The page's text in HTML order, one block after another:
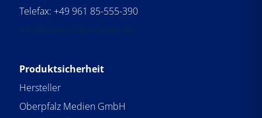
Telefax: +49 961 85-555-390
info@oberpfalzmedien.de
Produktsicherheit
Hersteller
Oberpfalz Medien GmbH